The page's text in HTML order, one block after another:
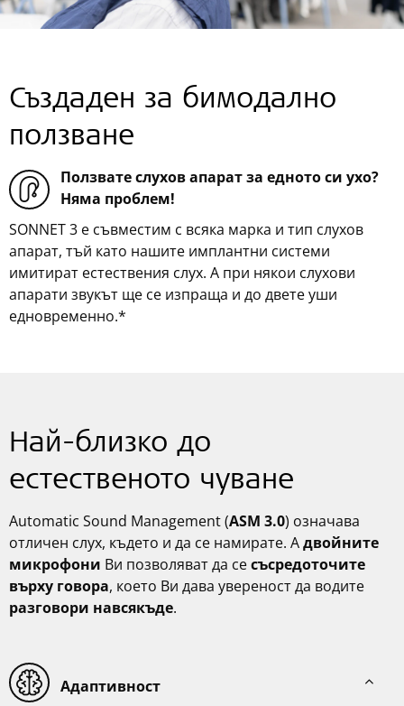
Създаден за бимодално
ползване
Ползвате слухов апарат за едното си ухо?
Няма проблем!
SONNET 3 е съвместим с всяка марка и тип слухов
апарат, тъй като нашите имплантни системи
имитират естествения слух. А при някои слухови
апарати звукът ще се изпраща и до двете уши
едновременно.*
Най-близко до
естественото чуване
Automatic Sound Management (ASM 3.0) означава
отличен слух, където и да се намирате. Адвойните
микрофони Ви позволяват да сесъсредоточите
върху говора, което Ви дава увереност да водите
разговори навсякъде.
Адаптивност